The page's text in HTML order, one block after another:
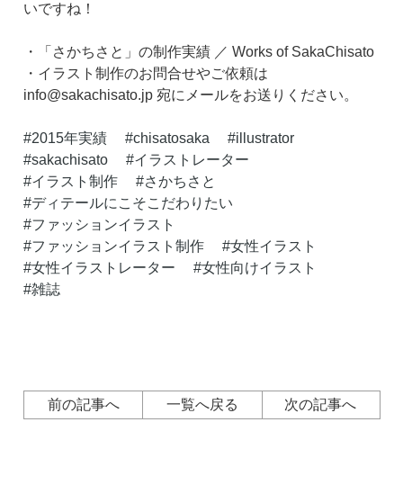
いですね！
・「さかちさと」の制作実績 ／ Works of SakaChisato
・イラスト制作のお問合せやご依頼は
info@sakachisato.jp 宛にメールをお送りください。
2015年実績 chisatosaka
illustrator
sakachisato
イラストレーター
イラスト制作
さかちさと
ディテールにこそこだわりたい
ファッションイラスト
ファッションイラスト制作
女性イラスト
女性イラストレーター
女性向けイラスト
雑誌
前の記事へ 一覧へ戻る 次の記事へ